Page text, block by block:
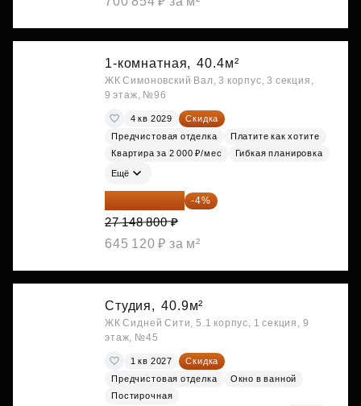
1-комнатная, 40.4м²
ЖК Симоновский Вал, 3 корпус, 3 секция,
9 этаж, №96
4 кв 2029
Скидка
Предчистовая отделка
Платите как хотите
Квартира за 2 000 ₽/мес
Гибкая планировка
Ещё
26 062 848 ₽ -4%
27 148 800 ₽
645 120 ₽ за м²
Студия, 40.9м²
ЖК Сидней Сити, 5.1 корпус, 1 секция, 9
этаж, №45
1 кв 2027
Скидка
Предчистовая отделка
Окно в ванной
Постирочная